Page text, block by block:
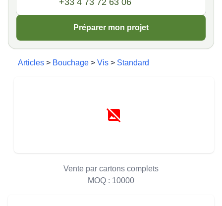
Préparer mon projet
Articles > Bouchage > Vis > Standard
Vente par cartons complets
MOQ : 10000